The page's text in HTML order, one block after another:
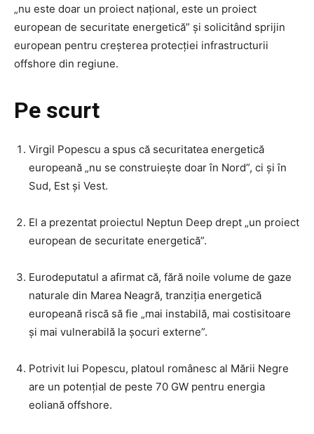
„nu este doar un proiect național, este un proiect
european de securitate energetică” și solicitând sprijin
european pentru creșterea protecției infrastructurii
offshore din regiune.
Pe scurt
Virgil Popescu a spus că securitatea energetică
europeană „nu se construiește doar în Nord”, ci și în
Sud, Est și Vest.
El a prezentat proiectul Neptun Deep drept „un proiect
european de securitate energetică”.
Eurodeputatul a afirmat că, fără noile volume de gaze
naturale din Marea Neagră, tranziția energetică
europeană riscă să fie „mai instabilă, mai costisitoare
și mai vulnerabilă la șocuri externe”.
Potrivit lui Popescu, platoul românesc al Mării Negre
are un potențial de peste 70 GW pentru energia
eoliană offshore.